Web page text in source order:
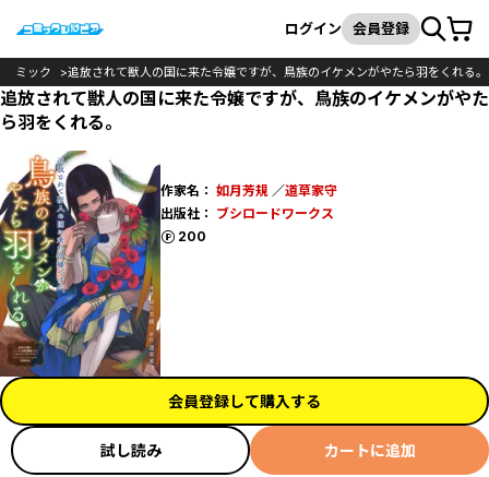
検索
ログイン 会員登録カート
コミック 追放されて獣人の国に来た令嬢ですが、鳥族のイケメンがやたら羽をくれる。
追放されて獣人の国に来た令嬢ですが、鳥族のイケメンがやた
ら羽をくれる。
作家名： 如月芳規／道草家守
出版社： ブシロードワークス
200
ポイント
会員登録して購入する
試し読み カートに追加